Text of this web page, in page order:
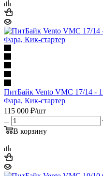
ПитБайк Vento VMC 17/14 -
Фара, Кик-стартер
115 000 ₽/шт
В корзину